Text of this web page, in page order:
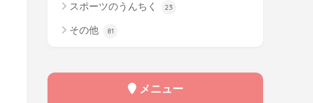
スポーツのうんちく 23
その他 81
メニュー